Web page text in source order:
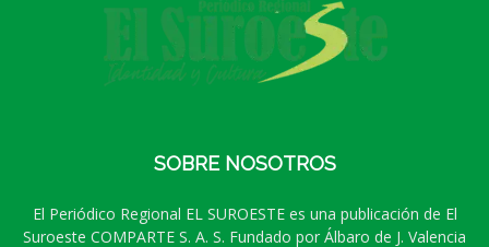
SOBRE NOSOTROS
El Periódico Regional EL SUROESTE es una publicación de El
Suroeste COMPARTE S. A. S. Fundado por Álbaro de J. Valencia